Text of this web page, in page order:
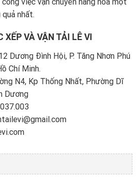
nhất.
XẾP VÀ VẬN TẢI LÊ VI
Dương Đình Hội, P. Tăng Nhơn Phú
Chí Minh.
N4, Kp Thống Nhất, Phường Dĩ
Dương